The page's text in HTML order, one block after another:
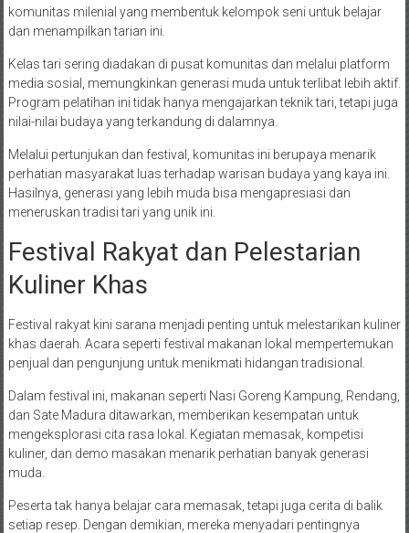
komunitas milenial yang membentuk kelompok seni untuk belajar
dan menampilkan tarian ini.
Kelas tari sering diadakan di pusat komunitas dan melalui platform
media sosial, memungkinkan generasi muda untuk terlibat lebih aktif.
Program pelatihan ini tidak hanya mengajarkan teknik tari, tetapi juga
nilai-nilai budaya yang terkandung di dalamnya.
Melalui pertunjukan dan festival, komunitas ini berupaya menarik
perhatian masyarakat luas terhadap warisan budaya yang kaya ini.
Hasilnya, generasi yang lebih muda bisa mengapresiasi dan
meneruskan tradisi tari yang unik ini.
Festival Rakyat dan Pelestarian
Kuliner Khas
Festival rakyat kini sarana menjadi penting untuk melestarikan kuliner
khas daerah. Acara seperti festival makanan lokal mempertemukan
penjual dan pengunjung untuk menikmati hidangan tradisional.
Dalam festival ini, makanan seperti Nasi Goreng Kampung, Rendang,
dan Sate Madura ditawarkan, memberikan kesempatan untuk
mengeksplorasi cita rasa lokal. Kegiatan memasak, kompetisi
kuliner, dan demo masakan menarik perhatian banyak generasi
muda.
Peserta tak hanya belajar cara memasak, tetapi juga cerita di balik
setiap resep. Dengan demikian, mereka menyadari pentingnya